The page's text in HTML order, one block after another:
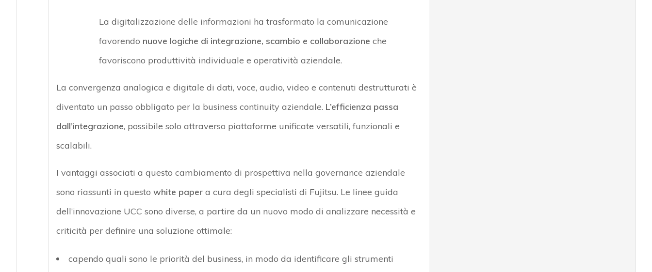
La digitalizzazione delle informazioni ha trasformato la comunicazione
favorendo nuove logiche di integrazione, scambio e collaborazione che
favoriscono produttività individuale e operatività aziendale.
La convergenza analogica e digitale di dati, voce, audio, video e contenuti destrutturati è
diventato un passo obbligato per la business continuity aziendale. L’efficienza passa
dall’integrazione, possibile solo attraverso piattaforme unificate versatili, funzionali e
scalabili.
I vantaggi associati a questo cambiamento di prospettiva nella governance aziendale
sono riassunti in questo white papera cura degli specialisti di Fujitsu. Le linee guida
dell’innovazione UCC sono diverse, a partire da un nuovo modo di analizzare necessità e
criticità per definire una soluzione ottimale:
capendo quali sono le priorità del business, in modo da identificare gli strumenti